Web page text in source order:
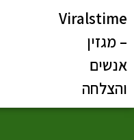
Viralstime
– מגזין
אנשים
והצלחה